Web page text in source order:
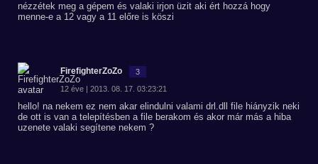
nézzétek meg a gépem és valaki irjon üzit aki ért hozzá hogy
menne-e a 12 vagy a 11 előre is köszi
FirefighterZoZo 3
12 éve | 2013. 08. 17. 03:23:21
hello! na nekem ez nem akar elindulni valami drl.dll file hiányzik neki
de ott is van a telepítésben a file berakom és akor már más a hiba
uzenete valaki segítene nekem ?